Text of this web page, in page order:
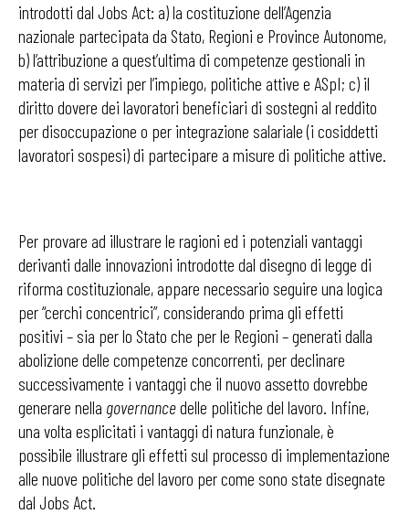
introdotti dal Jobs Act: a) la costituzione dell’Agenzia
nazionale partecipata da Stato, Regioni e Province Autonome,
b) l’attribuzione a quest’ultima di competenze gestionali in
materia di servizi per l’impiego, politiche attive e ASpI; c) il
diritto dovere dei lavoratori beneficiari di sostegni al reddito
per disoccupazione o per integrazione salariale (i cosiddetti
lavoratori sospesi) di partecipare a misure di politiche attive.
Per provare ad illustrare le ragioni ed i potenziali vantaggi
derivanti dalle innovazioni introdotte dal disegno di legge di
riforma costituzionale, appare necessario seguire una logica
per “cerchi concentrici”,considerando prima gli effetti
positivi – sia per lo Stato che per le Regioni – generati dalla
abolizione delle competenze concorrenti, per declinare
successivamente i vantaggi che il nuovo assetto dovrebbe
generare nella governancedelle politiche del lavoro. Infine,
una volta esplicitati i vantaggi di natura funzionale, è
possibile illustrare gli effetti sul processo di implementazione
alle nuove politiche del lavoro per come sono state disegnate
dal Jobs Act.